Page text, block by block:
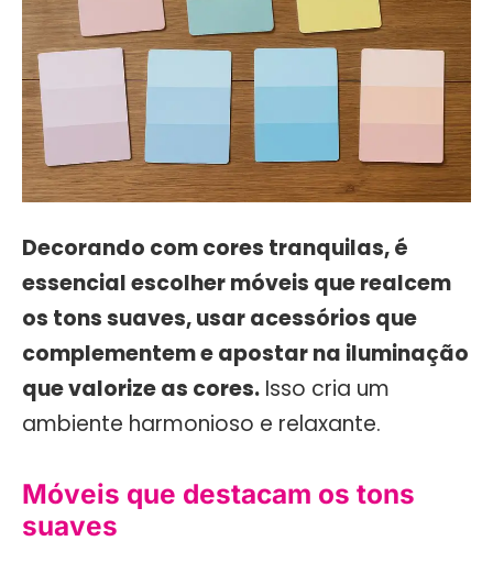
Decorando com cores tranquilas, é
essencial escolher móveis que realcem
os tons suaves, usar acessórios que
complementem e apostar na iluminação
que valorize as cores. Isso cria um
ambiente harmonioso e relaxante.
Móveis que destacam os tons
suaves